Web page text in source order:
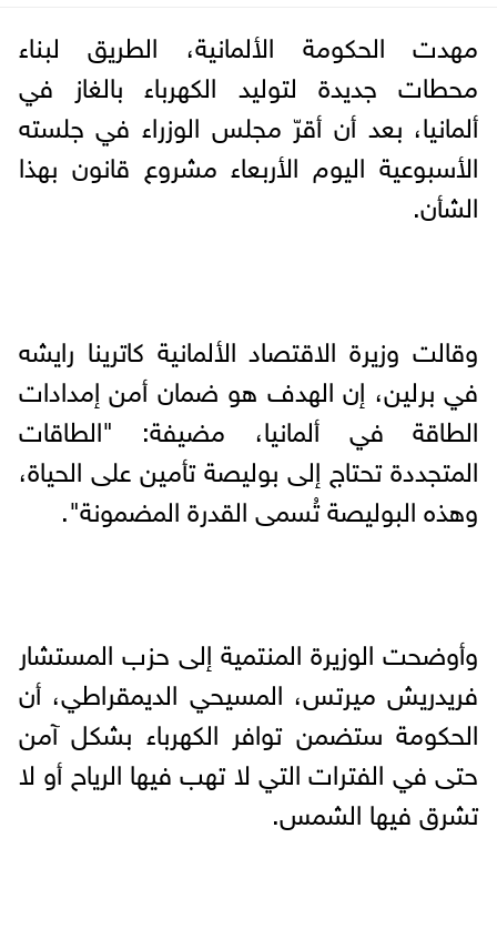
مهدت الحكومة الألمانية، الطريق لبناء
محطات جديدة لتوليد الكهرباء بالغاز في
ألمانيا، بعد أن أقرّ مجلس الوزراء في جلسته
الأسبوعية اليوم الأربعاء مشروع قانون بهذا
الشأن.
وقالت وزيرة الاقتصاد الألمانية كاترينا رايشه
في برلين، إن الهدف هو ضمان أمن إمدادات
الطاقة في ألمانيا، مضيفة: "الطاقات
المتجددة تحتاج إلى بوليصة تأمين على الحياة،
وهذه البوليصة تُسمى القدرة المضمونة".
وأوضحت الوزيرة المنتمية إلى حزب المستشار
فريدريش ميرتس، المسيحي الديمقراطي، أن
الحكومة ستضمن توافر الكهرباء بشكل آمن
حتى في الفترات التي لا تهب فيها الرياح أو لا
تشرق فيها الشمس.